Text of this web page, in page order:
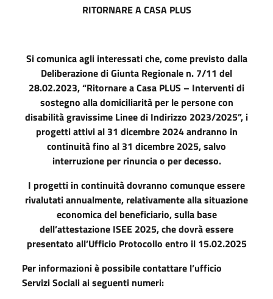
RITORNARE A CASA PLUS
Si comunica agli interessati che, come previsto dalla
Deliberazione di Giunta Regionale n. 7/11 del
28.02.2023, “Ritornare a Casa PLUS – Interventi di
sostegno alla domiciliarità per le persone con
disabilità gravissime Linee di Indirizzo 2023/2025”, i
progetti attivi al 31 dicembre 2024 andranno in
continuità fino al 31 dicembre 2025, salvo
interruzione per rinuncia o per decesso.
I progetti in continuità dovranno comunque essere
rivalutati annualmente, relativamente alla situazione
economica del beneficiario, sulla base
dell’attestazione ISEE 2025, che dovrà essere
presentato all’Ufficio Protocollo entro il 15.02.2025
Per informazioni è possibile contattare l’ufficio
Servizi Sociali ai seguenti numeri: